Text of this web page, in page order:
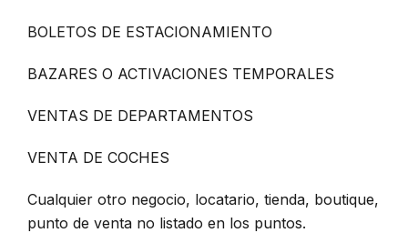
BOLETOS DE ESTACIONAMIENTO
BAZARES O ACTIVACIONES TEMPORALES
VENTAS DE DEPARTAMENTOS
VENTA DE COCHES
Cualquier otro negocio, locatario, tienda, boutique,
punto de venta no listado en los puntos.